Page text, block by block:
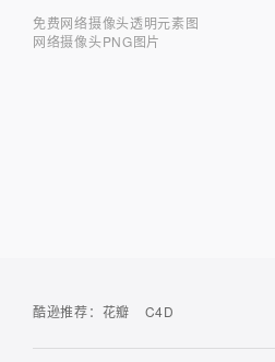
免费网络摄像头透明元素图
网络摄像头PNG图片
酷逊推荐： 花瓣 C4D